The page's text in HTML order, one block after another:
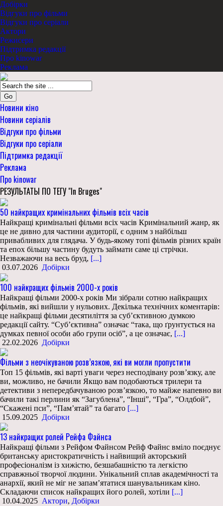
Добірки
Відгуки про фільми
Відгуки про серіали
Актори
Режисери
Підтримка редакції
Про kinowar
Реклама
Go
Новини кіно
Новини серіалів
Відгуки про фільми
Відгуки про серіали
Підтримка редакції
Реклама
Про kinowar
РЕЗУЛЬТАТЫ ПО ТЕГУ "In Bruges"
50 найкращих кримінальних фільмів всіх часів
Найкращі кримінальні фільми всіх часів Кримінальний жанр, як
це не дивно для частини аудиторії, є одним з найбільш
привабливих для глядача. У будь-якому топі фільмів різних країн
та епох більшу частину будуть займати саме ці стрічки.
Незважаючи на весь бруд, [...]
03.07.2026 Добірки
100 найкращих фільмів 2000-х років
Найкращі фільми 2000-х років Ми зібрали сотню найкращих
фільмів, які вийшли у нульових. Декілька технічних коментарів:
це найкращі фільми десятиліття за суб’єктивною думкою
редакції сайту. “Суб’єктивна” означає “така, що ґрунтується на
думках певної особи або групи осіб”, а це означає, [...]
22.02.2026 Добірки
Фільми з неочікуваною розв’язкою, які ви могли пропустити
Топ 15 фільмів, які варті уваги через несподівану розв’язку, але
ви, можливо, не бачили Якщо вам подобаються трилери та
детективи з непередбачуваною розв’язкою, то майже напевно ви
бачили такі перлини як “Загублена”, “Інші”, “Гра”, “Олдбой”,
“Скажені пси”, “Пам’ятай” та багато [...]
15.09.2025 Добірки
13 найкращих ролей Рейфа Файнса
Найкращі фільми з Рейфом Файнсом Рейф Файнс вміло поєднує
британську аристократичність і найвищий акторський
професіоналізм із хижістю, безшабашністю та легкістю
справжньої творчої людини. Унікальний сплав академічності та
анархії, який не міг не запам’ятатися шанувальникам кіно.
Складаючи список найкращих його ролей, хотіли [...]
10.04.2025 Актори, Добірки